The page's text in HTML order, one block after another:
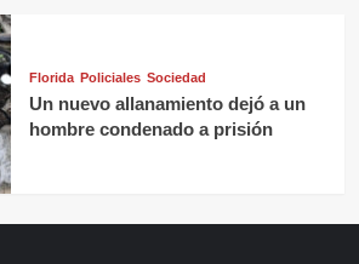
Florida Policiales Sociedad
Un nuevo allanamiento dejó a un
hombre condenado a prisión